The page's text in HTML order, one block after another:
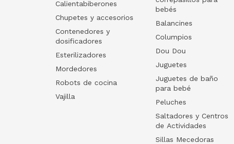
Calientabiberones
Chupetes y accesorios
Contenedores y
dosificadores
Esterilizadores
Mordedores
Robots de cocina
Vajilla
bebés
Balancines
Columpios
Dou Dou
Juguetes
Juguetes de baño
para bebé
Peluches
Saltadores y Centros
de Actividades
Sillas Mecedoras